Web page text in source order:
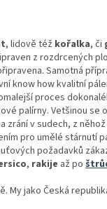
p
r
v
k
i
í
, lidově též kořalka, či
z rozdrcených
Samotná
know how kvalitní
proces
palírny. Vetšinou se
zrání v sudech, z
pro umělé stárnutí
požadavků
, rakije až po
My jako Česká